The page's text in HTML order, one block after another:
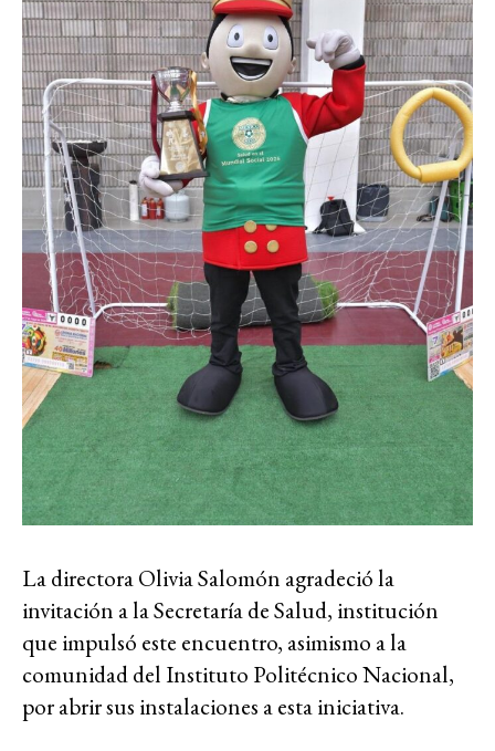
La directora Olivia Salomón agradeció la
invitación a la Secretaría de Salud, institución
que impulsó este encuentro, asimismo a la
comunidad del Instituto Politécnico Nacional,
por abrir sus instalaciones a esta iniciativa.